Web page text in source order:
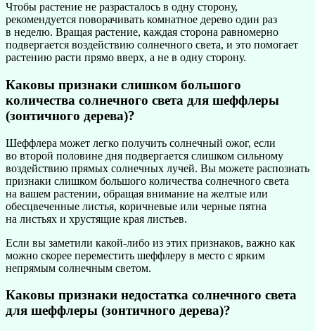
Чтобы растение не разрасталось в одну сторону,
рекомендуется поворачивать комнатное дерево один раз
в неделю. Вращая растение, каждая сторона равномерно
подвергается воздействию солнечного света, и это помогает
растению расти прямо вверх, а не в одну сторону.
Каковы признаки слишком большого
количества солнечного света для шеффлеры
(зонтичного дерева)?
Шеффлера может легко получить солнечный ожог, если
во второй половине дня подвергается слишком сильному
воздействию прямых солнечных лучей. Вы можете распознать
признаки слишком большого количества солнечного света
на вашем растении, обращая внимание на желтые или
обесцвеченные листья, коричневые или черные пятна
на листьях и хрустящие края листьев.
Если вы заметили какой-либо из этих признаков, важно как
можно скорее переместить шеффлеру в место с ярким
непрямым солнечным светом.
Каковы признаки недостатка солнечного света
для шеффлеры (зонтичного дерева)?